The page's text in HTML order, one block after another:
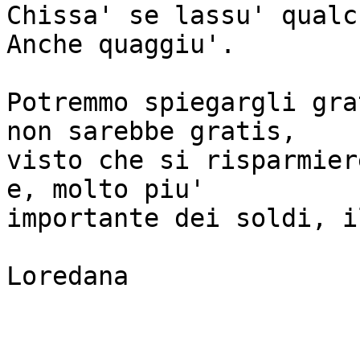
Chissa' se lassu'
Anche quaggiu'.
Potremmo spiegargli
non sarebbe gratis,
visto che si
e, molto piu'
importante dei soldi,
Loredana